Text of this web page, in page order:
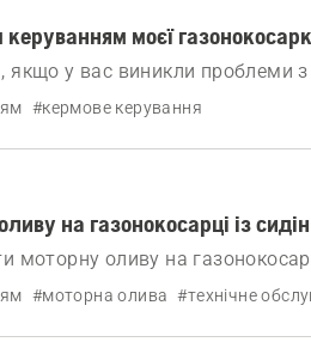
моєї
якщо у вас виникли проблеми
#кермове керування
на газонокосарці із
моторну оливу на
#моторна олива #технічне